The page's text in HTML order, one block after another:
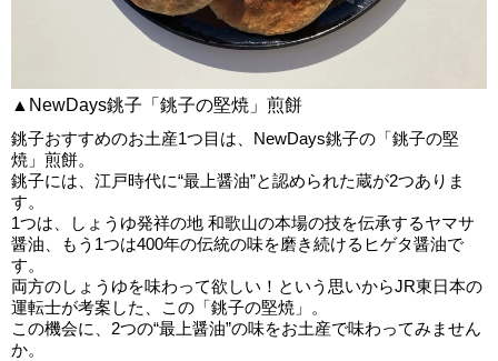
▲NewDays銚子「銚子の堅焼」煎餅
銚子おすすめのお土産1つ目は、NewDays銚子の「銚子の堅
焼」煎餅。
銚子には、江戸時代に“最上醤油”と認められた蔵が2つありま
す。
1つは、しょうゆ発祥の地 和歌山の本場の技を伝承するヤマサ
醤油、もう1つは400年の伝統の味を磨き続けるヒゲタ醤油で
す。
両方のしょうゆを味わって欲しい！という思いからJR東日本の
運転士が考案した、この「銚子の堅焼」。
この機会に、2つの“最上醤油”の味をお土産で味わってみません
か。